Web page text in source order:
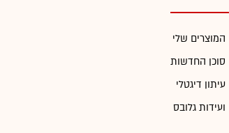
המוצרים שלי
סוכן החדשות
עיתון דיגטלי
ועידות גלובס